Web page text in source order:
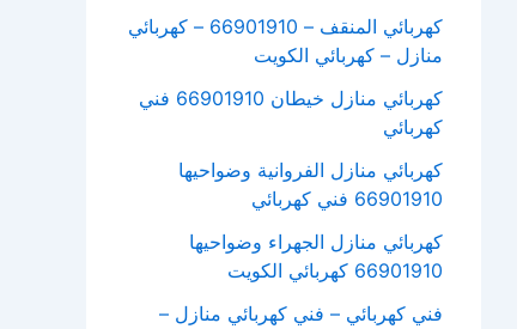
كهربائي المنقف – 66901910 – كهربائي
منازل – كهربائي الكويت
كهربائي منازل خيطان 66901910 فني
كهربائي
كهربائي منازل الفروانية وضواحيها
66901910 فني كهربائي
كهربائي منازل الجهراء وضواحيها
66901910 كهربائي الكويت
فني كهربائي – فني كهربائي منازل –